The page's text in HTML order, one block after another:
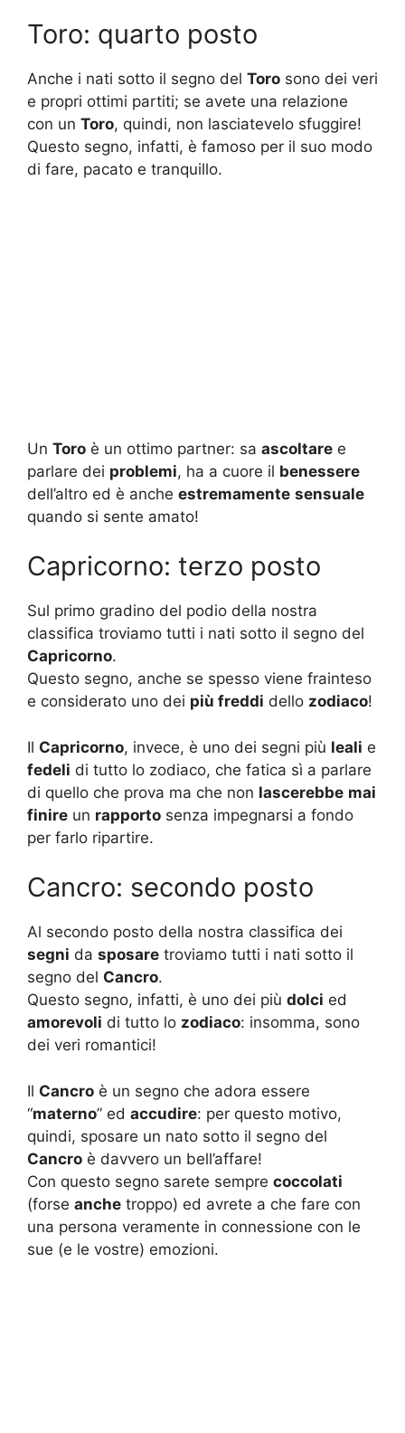
Toro: quarto posto
Anche i nati sotto il segno del Toro sono dei veri
e propri ottimi partiti; se avete una relazione
con un Toro, quindi, non lasciatevelo sfuggire!
Questo segno, infatti, è famoso per il suo modo
di fare, pacato e tranquillo.
Un Toro è un ottimo partner: sa ascoltare e
parlare dei problemi, ha a cuore il benessere
dell’altro ed è anche estremamente sensuale
quando si sente amato!
Capricorno: terzo posto
Sul primo gradino del podio della nostra
classifica troviamo tutti i nati sotto il segno del
Capricorno.
Questo segno, anche se spesso viene frainteso
e considerato uno dei più freddi dello zodiaco!
Il Capricorno, invece, è uno dei segni più leali e
fedeli di tutto lo zodiaco, che fatica sì a parlare
di quello che prova ma che non lascerebbe mai
finire un rapporto senza impegnarsi a fondo
per farlo ripartire.
Cancro: secondo posto
Al secondo posto della nostra classifica dei
segni da sposare troviamo tutti i nati sotto il
segno del Cancro.
Questo segno, infatti, è uno dei più dolci ed
amorevoli di tutto lo zodiaco: insomma, sono
dei veri romantici!
Il Cancro è un segno che adora essere
“materno” ed accudire: per questo motivo,
quindi, sposare un nato sotto il segno del
Cancro è davvero un bell’affare!
Con questo segno sarete sempre coccolati
(forse anche troppo) ed avrete a che fare con
una persona veramente in connessione con le
sue (e le vostre) emozioni.